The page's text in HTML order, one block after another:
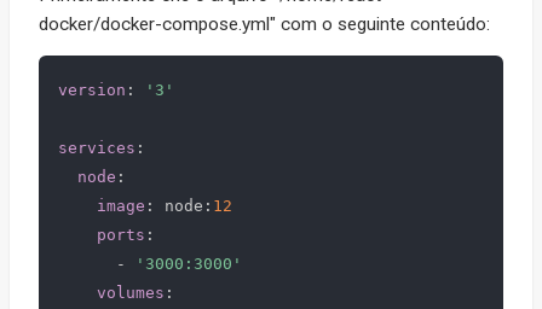
docker/docker-compose.yml" com o seguinte conteúdo:
version : '3'
services :
node :
image : node : 12
ports :
-
'3000:3000'
volumes :